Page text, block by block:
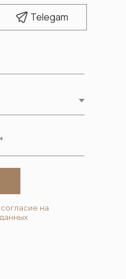
Telegam
согласие на